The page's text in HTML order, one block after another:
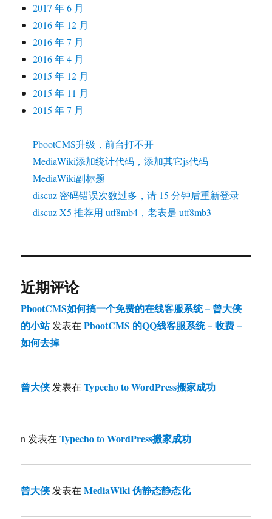
2017 年 6 月
2016 年 12 月
2016 年 7 月
2016 年 4 月
2015 年 12 月
2015 年 11 月
2015 年 7 月
PbootCMS升级，前台打不开
MediaWiki添加统计代码，添加其它js代码
MediaWiki副标题
discuz 密码错误次数过多，请 15 分钟后重新登录
discuz X5 推荐用 utf8mb4，老表是 utf8mb3
近期评论
PbootCMS如何搞一个免费的在线客服系统 – 曾大侠
的小站发表在PbootCMS 的QQ线客服系统 – 收费 –
如何去掉
曾大侠发表在Typecho to WordPress搬家成功
n 发表在Typecho to WordPress搬家成功
曾大侠发表在MediaWiki 伪静态静态化